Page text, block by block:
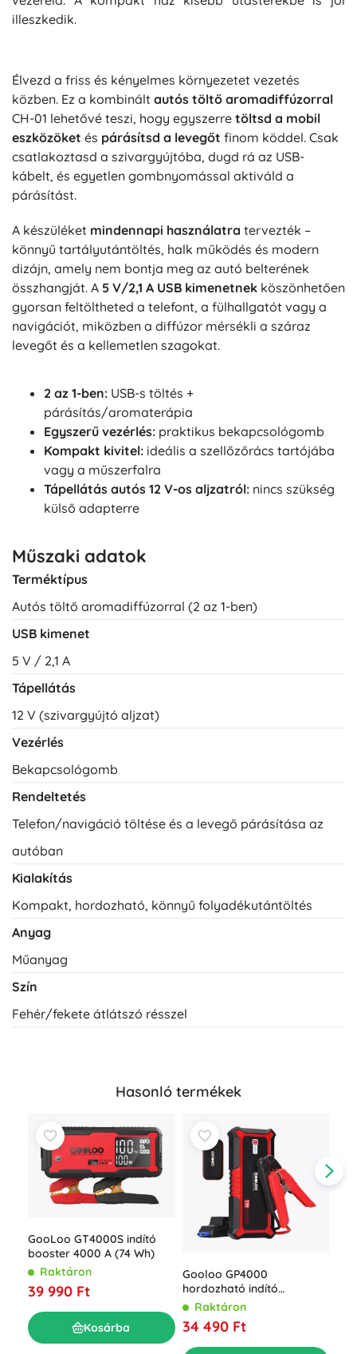
illeszkedik.
Élvezd a friss és kényelmes környezetet vezetés
közben. Ez a kombinált autós töltő aromadiffúzorral
CH-01 lehetővé teszi, hogy egyszerre töltsd a mobil
eszközöket és párásítsd a levegőt finom köddel. Csak
csatlakoztasd a szivargyújtóba, dugd rá az USB-
kábelt, és egyetlen gombnyomással aktiváld a
párásítást.
A készüléket mindennapi használatra tervezték –
könnyű tartályutántöltés, halk működés és modern
dizájn, amely nem bontja meg az autó belterének
összhangját. A 5 V/2,1 A USB kimenetnek köszönhetően
gyorsan feltöltheted a telefont, a fülhallgatót vagy a
navigációt, miközben a diffúzor mérsékli a száraz
levegőt és a kellemetlen szagokat.
2 az 1-ben: USB-s töltés +
párásítás/aromaterápia
Egyszerű vezérlés: praktikus bekapcsológomb
Kompakt kivitel: ideális a szellőzőrács tartójába
vagy a műszerfalra
Tápellátás autós 12 V-os aljzatról: nincs szükség
külső adapterre
Műszaki adatok
Terméktípus
Autós töltő aromadiffúzorral (2 az 1-ben)
USB kimenet
5 V / 2,1 A
Tápellátás
12 V (szivargyújtó aljzat)
Vezérlés
Bekapcsológomb
Rendeltetés
Telefon/navigáció töltése és a levegő párásítása az
autóban
Kialakítás
Kompakt, hordozható, könnyű folyadékutántöltés
Anyag
Műanyag
Szín
Fehér/fekete átlátszó résszel
Hasonló termékek
GooLoo GT4000S indító
booster 4000 A (74 Wh)
Raktáron
39 990 Ft
Kosárba
Gooloo GP4000
hordozható indító
akkumulátor 74 Wh
Raktáron
34 490 Ft